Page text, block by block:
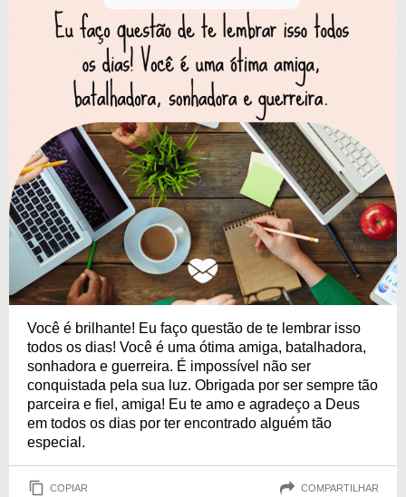
Você é brilhante! Eu faço questão de te lembrar isso
todos os dias! Você é uma ótima amiga, batalhadora,
sonhadora e guerreira. É impossível não ser
conquistada pela sua luz. Obrigada por ser sempre tão
parceira e fiel, amiga! Eu te amo e agradeço a Deus
em todos os dias por ter encontrado alguém tão
especial.
COPIAR COMPARTILHAR